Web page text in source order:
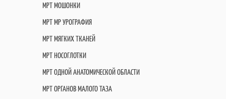
МРТ МОШОНКИ
МРТ МР УРОГРАФИЯ
МРТ МЯГКИХ ТКАНЕЙ
МРТ НОСОГЛОТКИ
МРТ ОДНОЙ АНАТОМИЧЕСКОЙ ОБЛАСТИ
МРТ ОРГАНОВ МАЛОГО ТАЗА